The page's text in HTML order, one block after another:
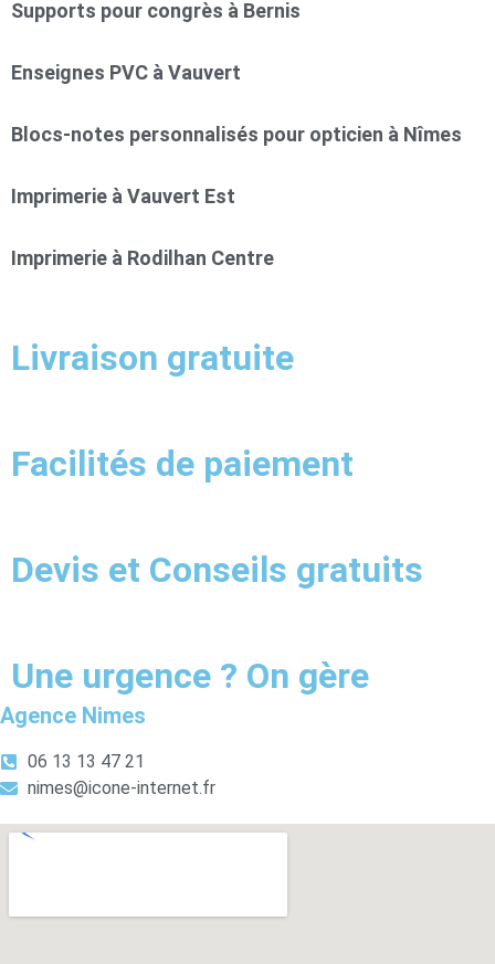
Supports pour congrès à Bernis
Enseignes PVC à Vauvert
Blocs-notes personnalisés pour opticien à Nîmes
Imprimerie à Vauvert Est
Imprimerie à Rodilhan Centre
Livraison gratuite
Facilités de paiement
Devis et Conseils gratuits
Une urgence ? On gère
Agence Nimes
06 13 13 47 21
nimes@icone-internet.fr